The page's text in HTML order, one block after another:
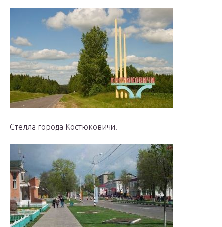
Стелла города Костюковичи.